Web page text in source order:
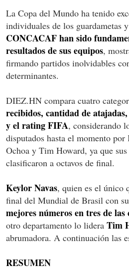
La Copa del Mundo ha tenido
individuales de los guardametas y
CONCACAF han sido
resultados de sus equipos,
firmando partidos inolvidables
determinantes.
DIEZ.HN compara cuatro
recibidos, cantidad de
y el rating FIFA, considerando
disputados hasta el momento
Ochoa y Tim Howard, ya que sus
clasificaron a octavos de final.
Keylor Navas, quien es el único
final del Mundial de Brasil con
mejores números en tres de
otro departamento lo lidera Tim
abrumadora. A continuación las
RESUMEN